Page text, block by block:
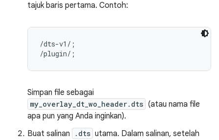
tajuk baris pertama. Contoh:
/dts-v1/;
Simpan file sebagai
my_overlay_dt_wo_header.dts (atau nama file
apa pun yang Anda inginkan).
Buat salinan
.dts utama. Dalam salinan, setelah